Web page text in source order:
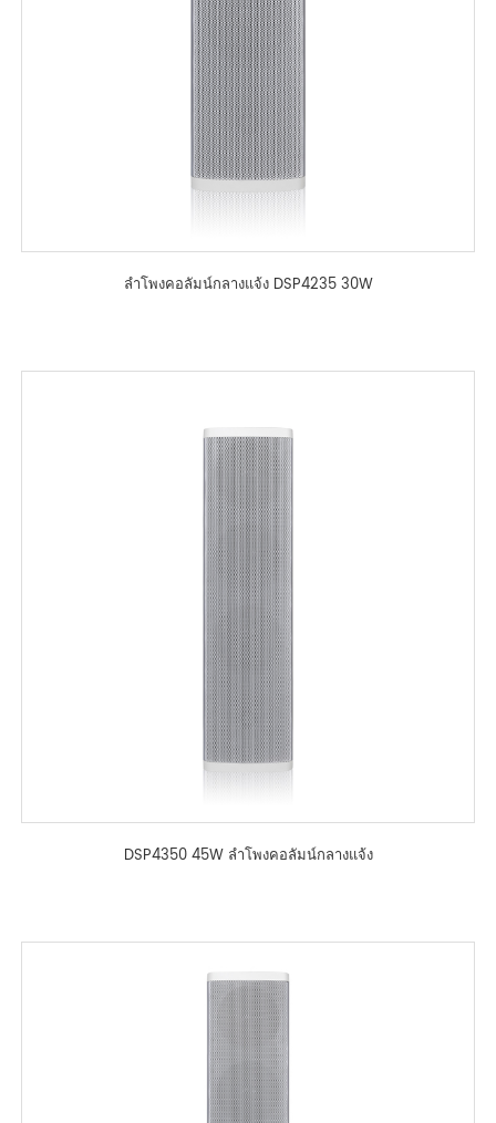
ลำโพงคอลัมน์กลางแจ้ง DSP4235 30W
DSP4350 45W ลำโพงคอลัมน์กลางแจ้ง